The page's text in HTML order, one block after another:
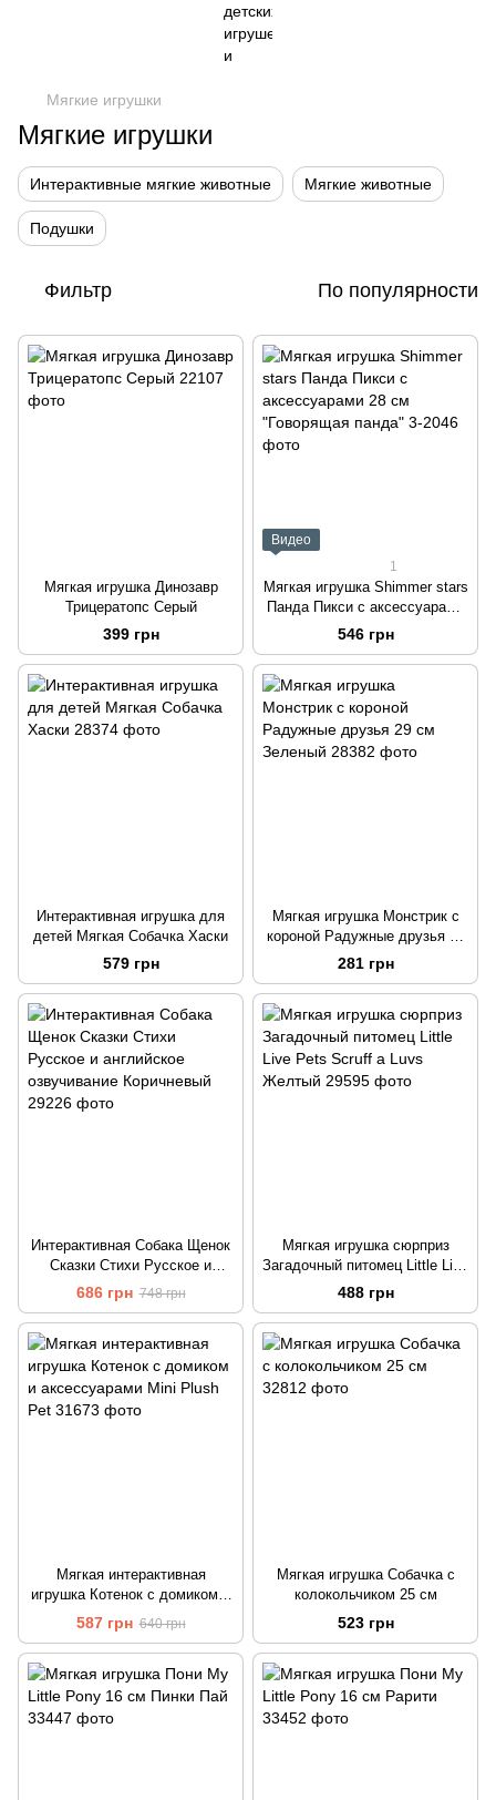
Мягкие игрушки
Мягкие игрушки
Интерактивные мягкие животные Мягкие животные
Подушки
Фильтр По популярности
Мягкая игрушка Динозавр
Трицератопс Серый
399 грн
Видео
1
Мягкая игрушка Shimmer stars
Панда Пикси с аксессуарами
28 см "Говорящая панда"
546 грн
Интерактивная игрушка для
детей Мягкая Собачка Хаски
579 грн
Мягкая игрушка Монстрик с
короной Радужные друзья 29
см Зеленый
281 грн
Интерактивная Собака Щенок
Сказки Стихи Русское и
английское озвучивание
Коричневый
686 грн 748 грн
Мягкая игрушка сюрприз
Загадочный питомец Little Live
Pets Scruff a Luvs Желтый
488 грн
Мягкая интерактивная
игрушка Котенок с домиком и
аксессуарами Mini Plush Pet
587 грн 640 грн
Мягкая игрушка Собачка с
колокольчиком 25 см
523 грн